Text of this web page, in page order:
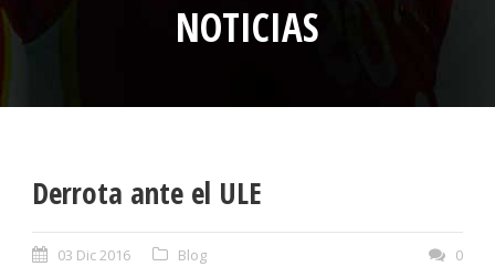
NOTICIAS
Derrota ante el ULE
03 Dic 2016 Blog 0